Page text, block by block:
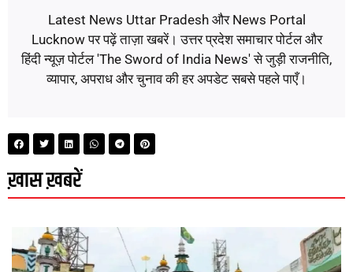
Latest News Uttar Pradesh और News Portal
Lucknow पर पढ़ें ताज़ा खबरें। उत्तर प्रदेश समाचार पोर्टल और
हिंदी न्यूज़ पोर्टल 'The Sword of India News' से जुड़ी राजनीति,
व्यापार, अपराध और चुनाव की हर अपडेट सबसे पहले पाएँ।
ख़ास ख़बरें